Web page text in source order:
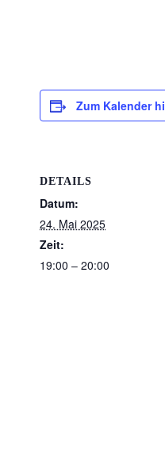
Zum Kalender
DETAILS
Datum:
24. Mai 2025
Zeit:
19:00 – 20:00